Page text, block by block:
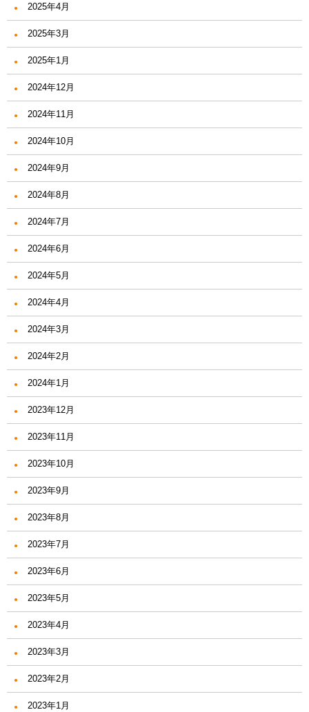
2025年4月
2025年3月
2025年1月
2024年12月
2024年11月
2024年10月
2024年9月
2024年8月
2024年7月
2024年6月
2024年5月
2024年4月
2024年3月
2024年2月
2024年1月
2023年12月
2023年11月
2023年10月
2023年9月
2023年8月
2023年7月
2023年6月
2023年5月
2023年4月
2023年3月
2023年2月
2023年1月